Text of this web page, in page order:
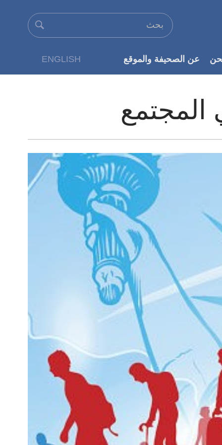
ENGLISH عن الصحيفة والموقع
المجتمع